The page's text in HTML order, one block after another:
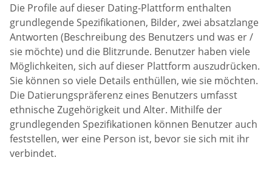
Die Profile auf dieser Dating-Plattform enthalten
grundlegende Spezifikationen, Bilder, zwei absatzlange
Antworten (Beschreibung des Benutzers und was er /
sie möchte) und die Blitzrunde. Benutzer haben viele
Möglichkeiten, sich auf dieser Plattform auszudrücken.
Sie können so viele Details enthüllen, wie sie möchten.
Die Datierungspräferenz eines Benutzers umfasst
ethnische Zugehörigkeit und Alter. Mithilfe der
grundlegenden Spezifikationen können Benutzer auch
feststellen, wer eine Person ist, bevor sie sich mit ihr
verbindet.